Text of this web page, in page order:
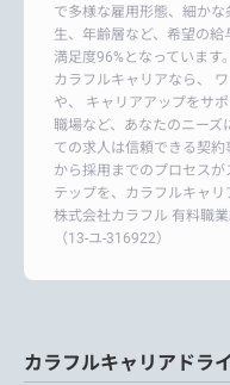
で多様な雇用形態、細か
生、年齢層など、希望の
満足度96%となっています。
カラフルキャリアなら、
や、 キャリアアップをサ
職場など、あなたのニーズ
ての求人は信頼できる契
から採用までのプロセス
テップを、カラフルキャリ
株式会社カラフル 有料職
（13-ユ-316922）
カラフルキャリアドラ